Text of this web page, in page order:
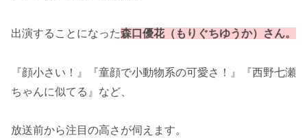
出演することになった森口優花（もりぐちゆうか）さん。
『顔小さい！』『童顔で小動物系の可愛さ！』『西野七瀬
ちゃんに似てる』など、
放送前から注目の高さが伺えます。